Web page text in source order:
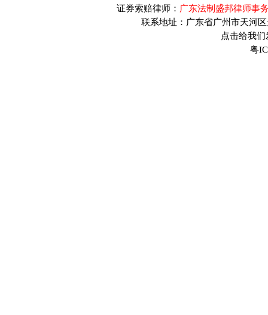
证券索赔律师： 广东法制盛邦律师事
联系地址：广东省广州市天河
点击给我们
粤